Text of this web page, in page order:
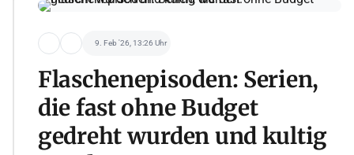
9. Feb '26, 13:26 Uhr
Flaschenepisoden: Serien,
die fast ohne Budget
gedreht wurden und kultig